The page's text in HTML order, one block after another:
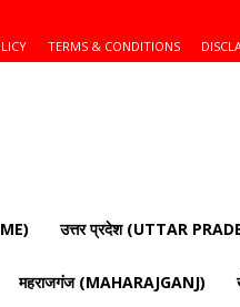
TERMS & CONDITIONS
उत्तर प्रदेश (UTTAR
महराजगंज (MAHARAJGANJ)